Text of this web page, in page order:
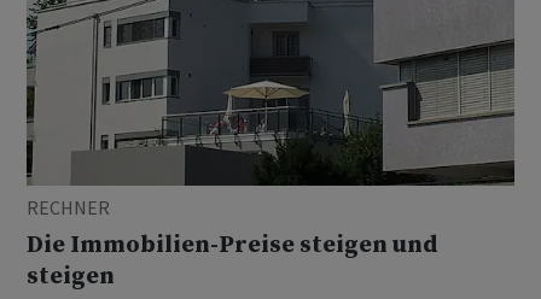
RECHNER
Die Immobilien-Preise steigen und
steigen